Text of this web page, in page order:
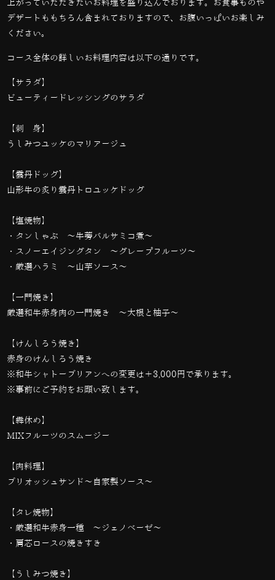
上がっていただきたいお料理を盛り込んでおります。お食事ものや
デザートももちろん含まれておりますので、お腹いっぱいお楽しみ
ください。
コース全体の詳しいお料理内容は以下の通りです。
【サラダ】
ビューティードレッシングのサラダ
【刺 身】
うしみつユッケのマリアージュ
【雲丹ドッグ】
山形牛の炙り雲丹トロユッケドッグ
【塩焼物】
・タンしゃぶ 〜牛蒡バルサミコ煮〜
・スノーエイジングタン 〜グレープフルーツ〜
・厳選ハラミ 〜山芋ソース〜
【一門焼き】
厳選和牛赤身肉の一門焼き 〜大根と柚子〜
【けんしろう焼き】
赤身のけんしろう焼き
※和牛シャトーブリアンへの変更は＋3,000円で承ります。
※事前にご予約をお願い致します。
【犇休め】
MIXフルーツのスムージー
【肉料理】
ブリオッシュサンド〜自家製ソース〜
【タレ焼物】
・厳選和牛赤身一種 〜ジェノベーゼ〜
・肩芯ロースの焼きすき
【うしみつ焼き】